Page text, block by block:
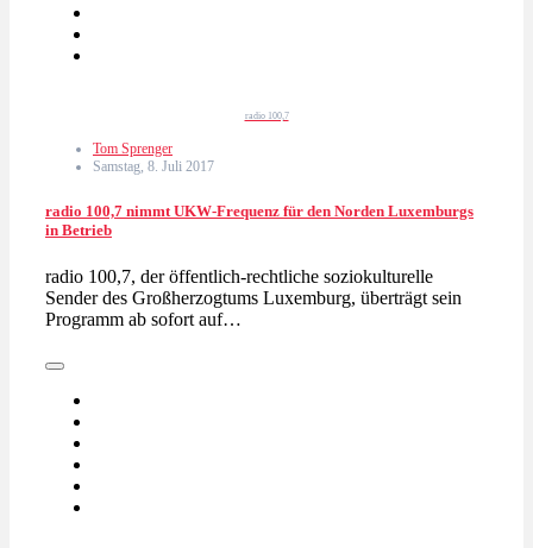
radio 100,7
Tom Sprenger
Samstag, 8. Juli 2017
radio 100,7 nimmt UKW-Frequenz für den Norden Luxemburgs
in Betrieb
radio 100,7, der öffentlich-rechtliche soziokulturelle
Sender des Großherzogtums Luxemburg, überträgt sein
Programm ab sofort auf…